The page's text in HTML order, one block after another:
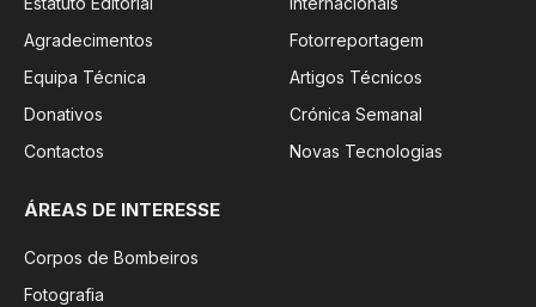
Agradecimentos
Equipa Técnica
Donativos
Contactos
Fotorreportagem
Artigos Técnicos
Crónica Semanal
Novas Tecnologias
ÁREAS DE INTERESSE
Corpos de Bombeiros
Fotografia